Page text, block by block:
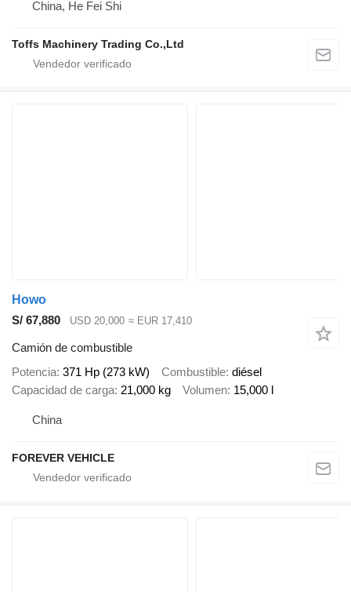
China, He Fei Shi
Toffs Machinery Trading Co.,Ltd
Howo
S/ 67,880
USD 20,000 ≈ EUR 17,410
Camión de combustible
Potencia 371 Hp (273 kW) Combustible diésel
Capacidad de carga 21,000 kg Volumen 15,000 l
China
FOREVER VEHICLE